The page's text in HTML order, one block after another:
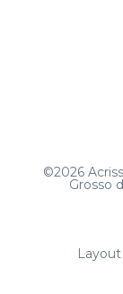
©2026
Grosso
Layout